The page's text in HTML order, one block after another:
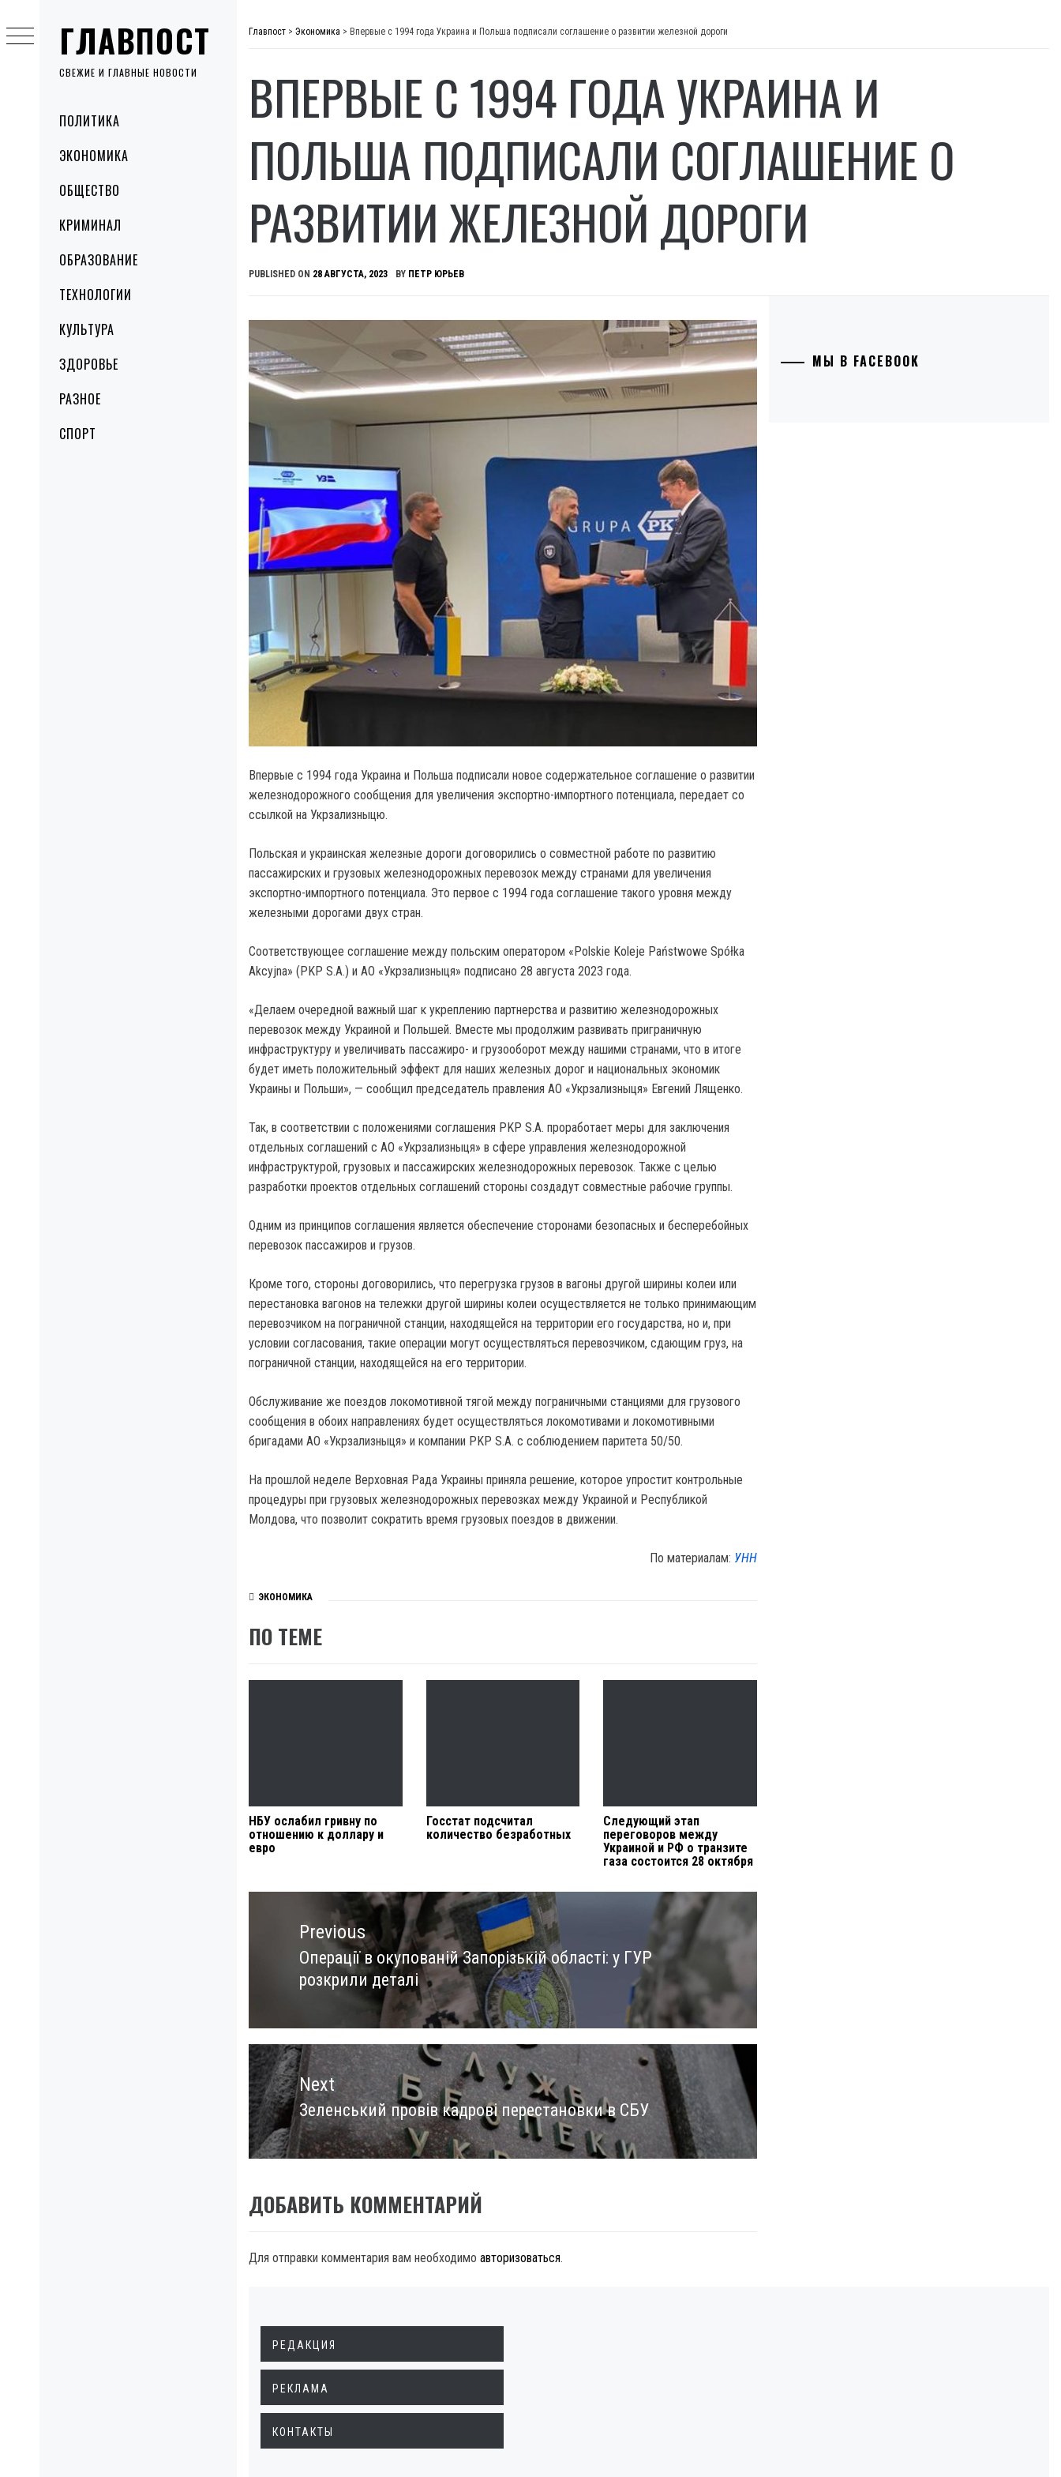
ГЛАВПОСТ
СВЕЖИЕ И ГЛАВНЫЕ НОВОСТИ
MenuПОЛИТИКА
ЭКОНОМИКА
ОБЩЕСТВО
КРИМИНАЛ
ОБРАЗОВАНИЕ
ТЕХНОЛОГИИ
КУЛЬТУРА
ЗДОРОВЬЕ
РАЗНОЕ
СПОРТ
to
content
Главпост > Экономика > Впервые с 1994 года Украина и Польша подписали соглашение о развитии железной дороги
ВПЕРВЫЕ С 1994 ГОДА УКРАИНА И
ПОЛЬША ПОДПИСАЛИ СОГЛАШЕНИЕ О
РАЗВИТИИ ЖЕЛЕЗНОЙ ДОРОГИ
PUBLISHED ON 28 АВГУСТА, 2023 BY ПЕТР ЮРЬЕВ
Впервые с 1994 года Украина и Польша подписали новое содержательное соглашение о развитии
железнодорожного сообщения для увеличения экспортно-импортного потенциала, передает со
ссылкой на Укрзализныцю.
Польская и украинская железные дороги договорились о совместной работе по развитию
пассажирских и грузовых железнодорожных перевозок между странами для увеличения
экспортно-импортного потенциала. Это первое с 1994 года соглашение такого уровня между
железными дорогами двух стран.
Соответствующее соглашение между польским оператором «Polskie Koleje Państwowe Spółka
Akcyjna» (PKP S.A.) и АО «Укрзализныця» подписано 28 августа 2023 года.
«Делаем очередной важный шаг к укреплению партнерства и развитию железнодорожных
перевозок между Украиной и Польшей. Вместе мы продолжим развивать приграничную
инфраструктуру и увеличивать пассажиро- и грузооборот между нашими странами, что в итоге
будет иметь положительный эффект для наших железных дорог и национальных экономик
Украины и Польши», — сообщил председатель правления АО «Укрзализныця» Евгений Лященко.
Так, в соответствии с положениями соглашения PKP S.A. проработает меры для заключения
отдельных соглашений с АО «Укрзализныця» в сфере управления железнодорожной
инфраструктурой, грузовых и пассажирских железнодорожных перевозок. Также с целью
разработки проектов отдельных соглашений стороны создадут совместные рабочие группы.
Одним из принципов соглашения является обеспечение сторонами безопасных и бесперебойных
перевозок пассажиров и грузов.
Кроме того, стороны договорились, что перегрузка грузов в вагоны другой ширины колеи или
перестановка вагонов на тележки другой ширины колеи осуществляется не только принимающим
перевозчиком на пограничной станции, находящейся на территории его государства, но и, при
условии согласования, такие операции могут осуществляться перевозчиком, сдающим груз, на
пограничной станции, находящейся на его территории.
Обслуживание же поездов локомотивной тягой между пограничными станциями для грузового
сообщения в обоих направлениях будет осуществляться локомотивами и локомотивными
бригадами АО «Укрзализныця» и компании PKP S.A. с соблюдением паритета 50/50.
На прошлой неделе Верховная Рада Украины приняла решение, которое упростит контрольные
процедуры при грузовых железнодорожных перевозках между Украиной и Республикой
Молдова, что позволит сократить время грузовых поездов в движении.
По материалам: УНН
ЭКОНОМИКА
ПО ТЕМЕ
НБУ ослабил гривну по
отношению к доллару и
евро
Госстат подсчитал
количество безработных
Следующий этап
переговоров между
Украиной и РФ о транзите
газа состоится 28 октября
Навигация
записямPrevious
Previous
post:
Операції в окупованій Запорізькій області: у ГУР
розкрили деталі
Next
Next
post:
Зеленський провів кадрові перестановки в СБУ
ДОБАВИТЬ КОММЕНТАРИЙ
Для отправки комментария вам необходимо авторизоваться.
МЫ В FACEBOOK
РЕДАКЦИЯ
РЕКЛАМА
КОНТАКТЫ